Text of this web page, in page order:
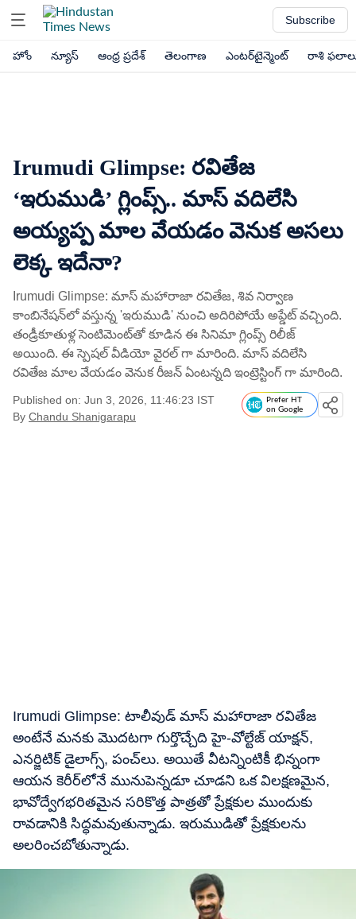
Subscribe
హోం న్యూస్ ఆంధ్ర ప్రదేశ్ తెలంగాణ ఎంటర్‌టైన్మెంట్ రాశి
Irumudi Glimpse: రవితేజ
‘ఇరుముడి’ గ్లింప్స్.. మాస్ వదిలేసి
అయ్యప్ప మాల వేయడం వెనుక అసలు
లెక్క ఇదేనా?
Irumudi Glimpse: మాస్ మహారాజా రవితేజ, శివ నిర్వాణ
కాంబినేషన్‌లో వస్తున్న 'ఇరుముడి' నుంచి అదిరిపోయే అప్డేట్ వచ్చింది.
తండ్రీకూతుళ్ల సెంటిమెంట్‌తో కూడిన ఈ సినిమా గ్లింప్స్ రిలీజ్
అయింది. ఈ స్పెషల్ వీడియో వైరల్ గా మారింది. మాస్ వదిలేసి
రవితేజ మాల వేయడం వెనుక రీజన్ ఏంటన్నది ఇంట్రెస్టింగ్ గా మారింది.
Published on: Jun 3, 2026, 11:46:23 IST
By Chandu Shanigarapu
Prefer HT
on Google
Irumudi Glimpse: టాలీవుడ్ మాస్ మహారాజా రవితేజ
అంటేనే మనకు మొదటగా గుర్తొచ్చేది హై-వోల్టేజ్ యాక్షన్,
ఎనర్జిటిక్ డైలాగ్స్, పంచ్‌లు. అయితే వీటన్నింటికీ భిన్నంగా
ఆయన కెరీర్‌లోనే మునుపెన్నడూ చూడని ఒక విలక్షణమైన,
భావోద్వేగభరితమైన సరికొత్త పాత్రతో ప్రేక్షకుల ముందుకు
రావడానికి సిద్ధమవుతున్నాడు. ఇరుముడితో ప్రేక్షకులను
అలరించబోతున్నాడు.